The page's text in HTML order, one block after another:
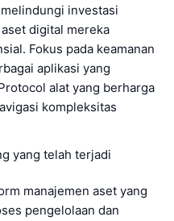
investasi
digital mereka
Fokus pada keamanan
aplikasi yang
alat yang berharga
kompleksitas
yang telah terjadi
manajemen aset yang
pengelolaan dan